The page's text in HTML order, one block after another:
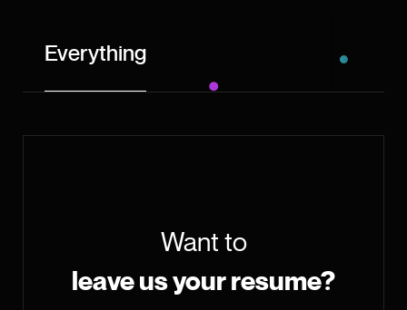
Everything
Want to
leave us your resume?